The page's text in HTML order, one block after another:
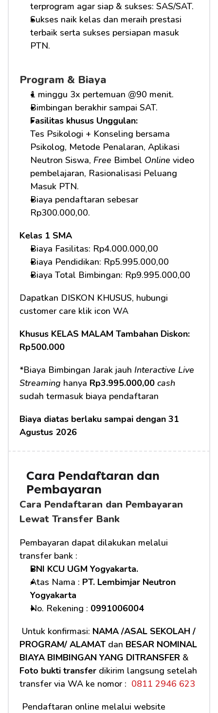
terprogram agar siap & sukses: SAS/SAT.
Sukses naik kelas dan meraih prestasi
terbaik serta sukses persiapan masuk
PTN.
Program & Biaya
1 minggu 3x pertemuan @90 menit.
Bimbingan berakhir sampai SAT.
Fasilitas khusus Unggulan:
Tes Psikologi + Konseling bersama
Psikolog, Metode Penalaran, Aplikasi
Neutron Siswa, Free Bimbel Online video
pembelajaran, Rasionalisasi Peluang
Masuk PTN.
Biaya pendaftaran sebesar
Rp300.000,00.
Kelas 1 SMA
Biaya Fasilitas: Rp4.000.000,00
Biaya Pendidikan: Rp5.995.000,00
Biaya Total Bimbingan: Rp9.995.000,00
Dapatkan DISKON KHUSUS, hubungi
customer care klik icon WA
Khusus KELAS MALAM Tambahan Diskon:
Rp500.000
*Biaya Bimbingan Jarak jauh Interactive Live
Streaming hanya Rp3.995.000,00 cash
sudah termasuk biaya pendaftaran
Biaya diatas berlaku sampai dengan 31
Agustus 2026
Cara Pendaftaran dan
Pembayaran
Cara Pendaftaran dan Pembayaran
Lewat Transfer Bank
Pembayaran dapat dilakukan melalui
transfer bank :
BNI KCU UGM Yogyakarta.
Atas Nama : PT. Lembimjar Neutron
Yogyakarta
No. Rekening : 0991006004
Untuk konfirmasi: NAMA /ASAL SEKOLAH /
PROGRAM/ ALAMAT dan BESAR NOMINAL
BIAYA BIMBINGAN YANG DITRANSFER
Foto bukti transfer dikirim langsung setelah
transfer via WA ke nomor : 0811 2946 623